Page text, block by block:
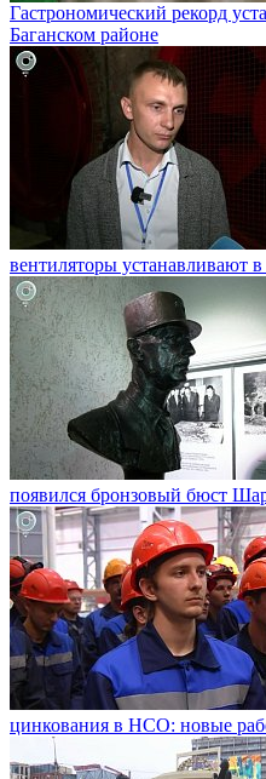
Гастрономический рекорд
Баганском районе
вентиляторы устанавливают
появился бронзовый бюст
цинкования в НСО: новые